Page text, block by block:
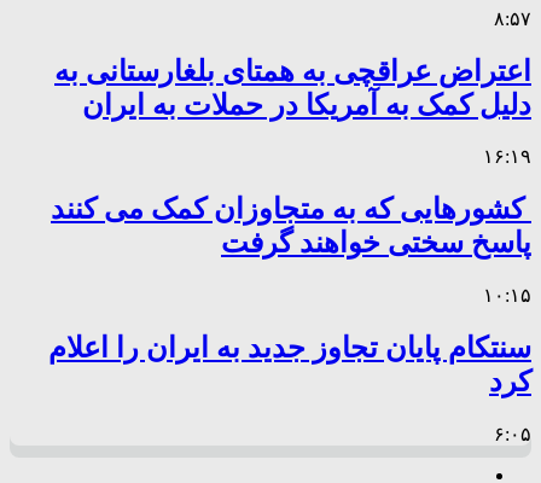
۸:۵۷
اعتراض عراقچی به همتای بلغارستانی به
دلیل کمک به آمریکا در حملات به ایران
۱۶:۱۹
کشورهایی که به متجاوزان کمک می کنند
پاسخ سختی خواهند گرفت
۱۰:۱۵
سنتکام پایان تجاوز جدید به ایران را اعلام
کرد
۶:۰۵